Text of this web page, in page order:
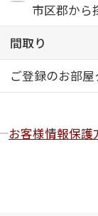
シャーメゾンシ
らくらく内見
シャーメゾンラ
自立型サービス
お問い合わせ・
シャーメゾンラ
市区郡から
間取り
ご登録のお部
お客様情報保護